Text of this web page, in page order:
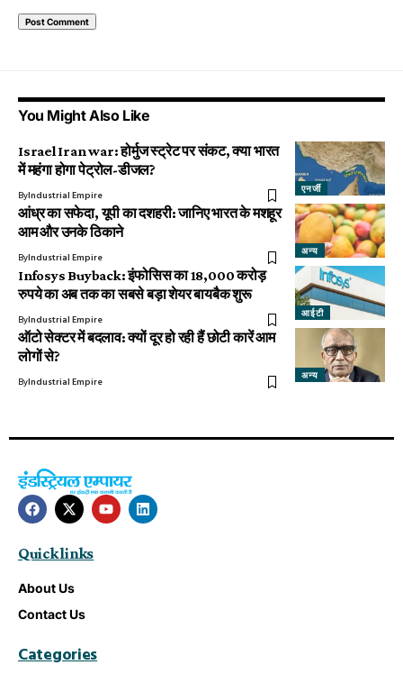
You Might Also Like
एनर्जी
Israel Iran war: होर्मुज स्ट्रेट पर संकट, क्या भारत
में महंगा होगा पेट्रोल-डीजल?
ByIndustrial Empire
अन्य
आंध्र का सफेदा, यूपी का दशहरी: जानिए भारत के मशहूर
आम और उनके ठिकाने
ByIndustrial Empire
आईटी
Infosys Buyback: इंफोसिस का 18,000 करोड़
रुपये का अब तक का सबसे बड़ा शेयर बायबैक शुरू
ByIndustrial Empire
अन्य
ऑटो सेक्टर में बदलाव: क्यों दूर हो रही हैं छोटी कारें आम
लोगों से?
ByIndustrial Empire
Quick links
About Us
Contact Us
Categories